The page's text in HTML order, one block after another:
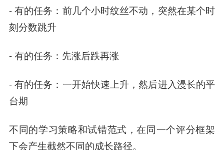
- 有的任务：前几个小时纹丝不动，突然在某个时
刻分数跳升
- 有的任务：先涨后跌再涨
- 有的任务：一开始快速上升，然后进入漫长的平
台期
不同的学习策略和试错范式，在同一个评分框架
下会产生截然不同的成长路径。